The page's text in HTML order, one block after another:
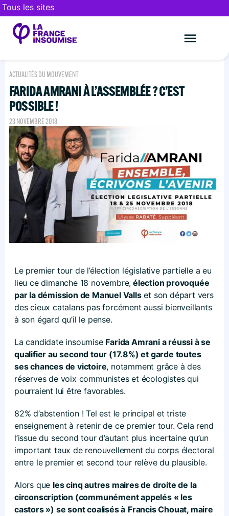
Tous les sites
ACTUALITÉS DU MOUVEMENT
FARIDA AMRANI À L’ASSEMBLÉE ? C’EST
POSSIBLE !
23 NOVEMBRE 2018
Le premier tour de l’élection législative partielle a eu
lieu ce dimanche 18 novembre, élection provoquée
par la démission de Manuel Vallset son départ vers
des cieux catalans pas forcément aussi bienveillants
à son égard qu’il le pense.
La candidate insoumise Farida Amrani a réussi à se
qualifier au second tour (17.8%) et garde toutes
ses chances de victoire, notamment grâce à des
réserves de voix communistes et écologistes qui
pourraient lui être favorables.
82% d’abstention ! Tel est le principal et triste
enseignement à retenir de ce premier tour. Cela rend
l’issue du second tour d’autant plus incertaine qu’un
important taux de renouvellement du corps électoral
entre le premier et second tour relève du plausible.
Alors que les cinq autres maires de droite de la
circonscription (communément appelés « les
castors ») se sont coalisés à Francis Chouat, maire